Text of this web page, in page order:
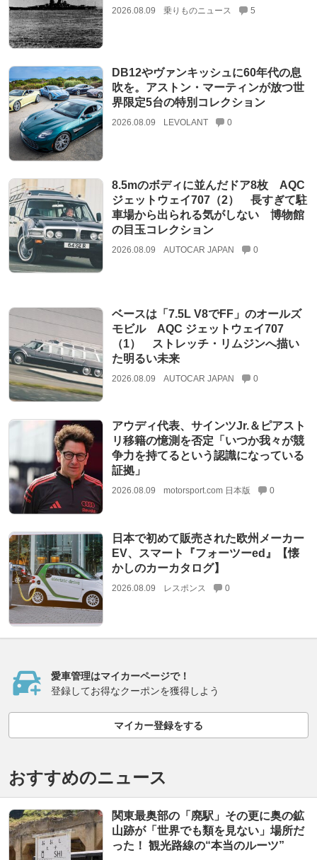
2026.08.09 乗りものニュース 5
DB12やヴァンキッシュに60年代の息
吹を。アストン・マーティンが放つ世
界限定5台の特別コレクション
2026.08.09 LEVOLANT 0
8.5mのボディに並んだドア8枚 AQC
ジェットウェイ707（2） 長すぎて駐
車場から出られる気がしない 博物館
の目玉コレクション
2026.08.09 AUTOCAR JAPAN 0
ベースは「7.5L V8でFF」のオールズ
モビル AQC ジェットウェイ707
（1） ストレッチ・リムジンへ描い
た明るい未来
2026.08.09 AUTOCAR JAPAN 0
アウディ代表、サインツJr.＆ピアスト
リ移籍の憶測を否定「いつか我々が競
争力を持てるという認識になっている
証拠」
2026.08.09 motorsport.com 日本版 0
日本で初めて販売された欧州メーカー
EV、スマート『フォーツーed』【懐
かしのカーカタログ】
2026.08.09 レスポンス 0
愛車管理はマイカーページで！
登録してお得なクーポンを獲得しよう
マイカー登録をする
おすすめのニュース
関東最奥部の「廃駅」その更に奥の鉱
山跡が「世界でも類を見ない」場所だ
った！ 観光路線の“本当のルーツ”